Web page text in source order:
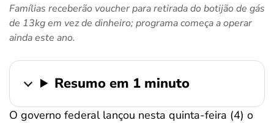
ferramentas
Famílias receberão voucher para retirada do botijão de gás
de 13kg em vez de dinheiro; programa começa a operar
ainda este ano.
Resumo em 1 minuto
O governo federal lançou nesta quinta-feira (4) o